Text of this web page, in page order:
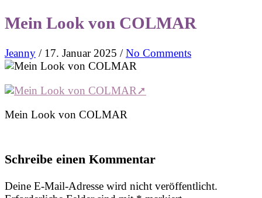
Mein Look von COLMAR
Jeanny / 17. Januar 2025 /No Comments
Mein Look von COLMAR
Schreibe einen Kommentar
Deine E-Mail-Adresse wird nicht veröffentlicht.